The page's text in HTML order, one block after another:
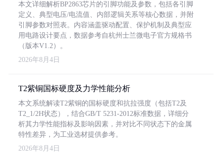
本文详细解析BP2863芯片的引脚功能及参数，包括各引脚
定义、典型电压/电流值、内部逻辑关系等核心数据，并附
引脚参数对照表。内容涵盖驱动配置、保护机制及典型应
用电路设计要点，数据参考自杭州士兰微电子官方规格书
（版本V1.2）。
2026年8月4日
T2紫铜国标硬度及力学性能分析
本文系统解读T2紫铜的国标硬度和抗拉强度（包括T2及
T2_1/2H状态），结合GB/T 5231-2012标准数据，详细分
析其力学性能指标及影响因素，并对比不同状态下的金属
特性差异，为工业选材提供参考。
2026年8月4日